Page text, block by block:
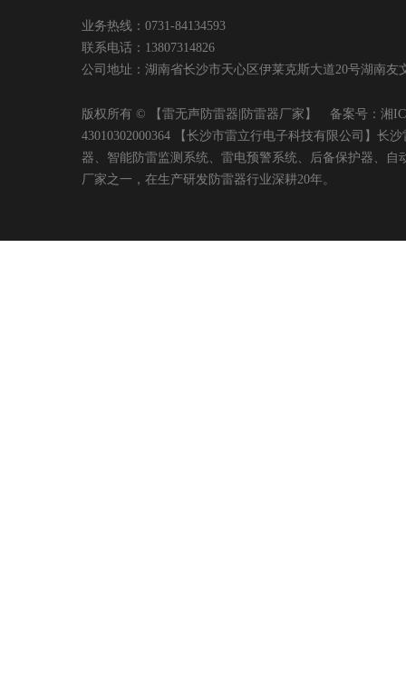
业务热线：0731-84134593
联系电话：13807314826
公司地址：湖南省长沙市天心区伊莱克斯大道20号湖南
版权所有 © 【雷无声防雷器|防雷器厂家】 备案号： 湘
43010302000364 【长沙市雷立行电子科技有限公司】长
器、智能防雷监测系统、雷电预警系统、后备保护器、
厂家之一，在生产研发防雷器行业深耕20年。